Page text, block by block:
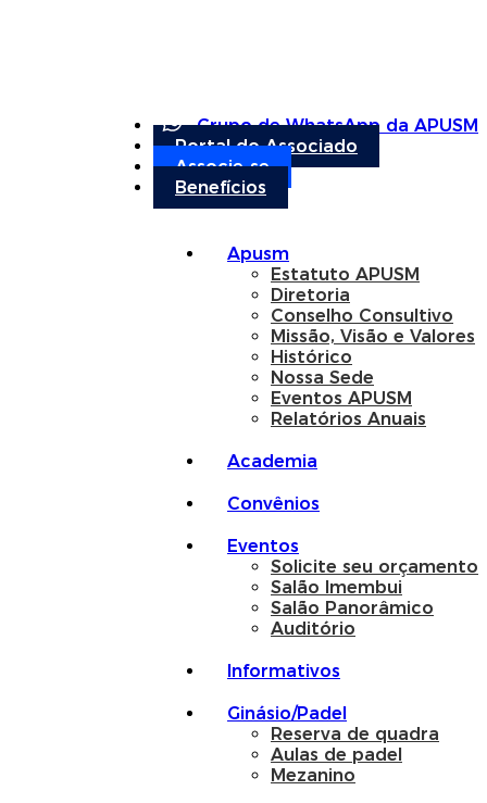
Grupo de WhatsApp da APUSM
Portal do Associado
Associe-se
Benefícios
Apusm
Estatuto APUSM
Diretoria
Conselho Consultivo
Missão, Visão e Valores
Histórico
Nossa Sede
Eventos APUSM
Relatórios Anuais
Academia
Convênios
Eventos
Solicite seu orçamento
Salão Imembui
Salão Panorâmico
Auditório
Informativos
Ginásio/Padel
Reserva de quadra
Aulas de padel
Mezanino